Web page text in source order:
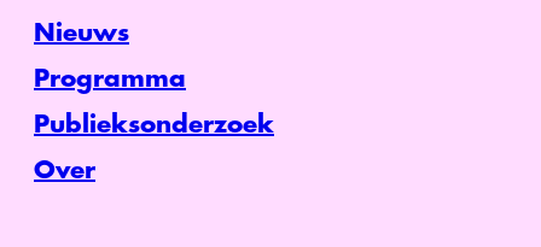
Nieuws
Programma
Publieksonderzoek
Over